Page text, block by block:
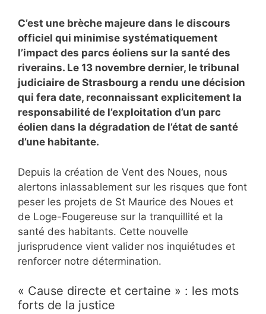
C’est une brèche majeure dans le discours
officiel qui minimise systématiquement
l’impact des parcs éoliens sur la santé des
riverains. Le 13 novembre dernier, le tribunal
judiciaire de Strasbourg a rendu une décision
qui fera date, reconnaissant explicitement la
responsabilité de l’exploitation d’un parc
éolien dans la dégradation de l’état de santé
d’une habitante.
Depuis la création de Vent des Noues, nous
alertons inlassablement sur les risques que font
peser les projets de St Maurice des Noues et
de Loge-Fougereuse sur la tranquillité et la
santé des habitants. Cette nouvelle
jurisprudence vient valider nos inquiétudes et
renforcer notre détermination.
« Cause directe et certaine » : les mots
forts de la justice